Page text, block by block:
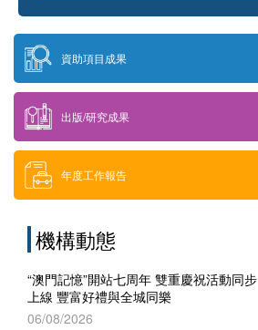
資助
獎學金
供應商資料庫及採購資訊發佈平台
借用場地
下載區
索取門票
資助項目成果
出版/研究成果
年度工作報告
機構動態
“澳門記憶”開站七周年 雙重慶祝活動同步
上線 豐富好禮與全城同樂
06/08/2026